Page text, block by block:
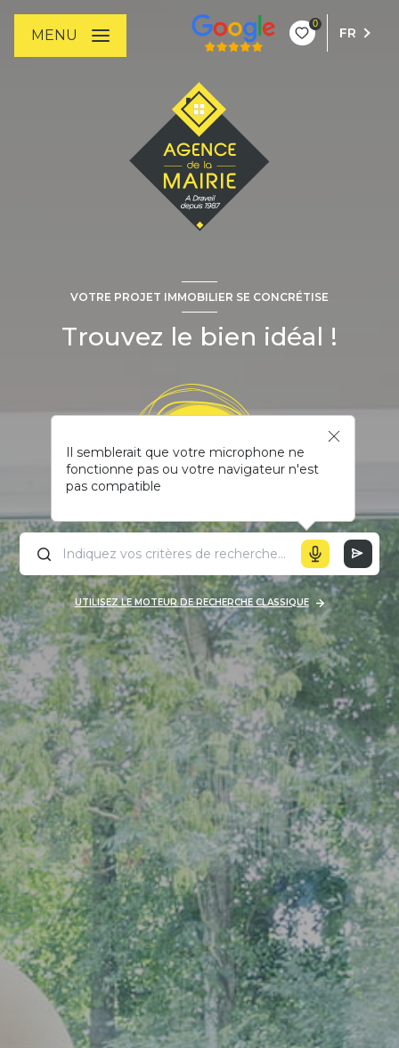
0
FR
MENU
VOTRE PROJET IMMOBILIER SE CONCRÉTISE
Trouvez le bien idéal !
Il semblerait que votre microphone ne
fonctionne pas ou votre navigateur n'est
pas compatible
UTILISEZ LE MOTEUR DE RECHERCHE CLASSIQUE